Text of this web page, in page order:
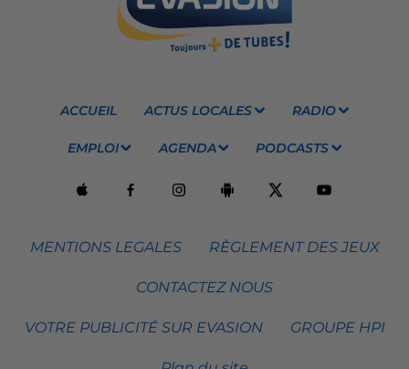
ACCUEIL ACTUS LOCALES RADIO
EMPLOI AGENDA PODCASTS
MENTIONS LEGALES RÈGLEMENT DES JEUX
CONTACTEZ NOUS
VOTRE PUBLICITÉ SUR EVASION GROUPE HPI